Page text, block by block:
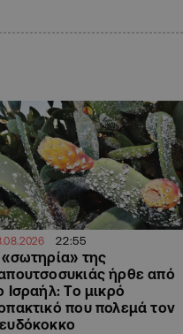
22:55
«σωτηρία» της
ήρθε από
Ισραήλ: Το μικρό
που πολεμά τον